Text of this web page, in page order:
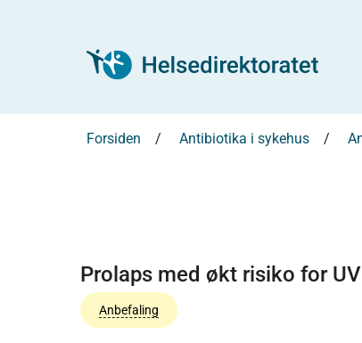
Forsiden Antibiotika i sykehus
Prolaps med økt risiko for
Anbefaling